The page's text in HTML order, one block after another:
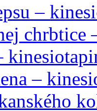
–
chrbtice
–